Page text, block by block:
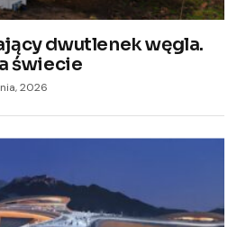
dwutlenek węgla.
świecie
2026